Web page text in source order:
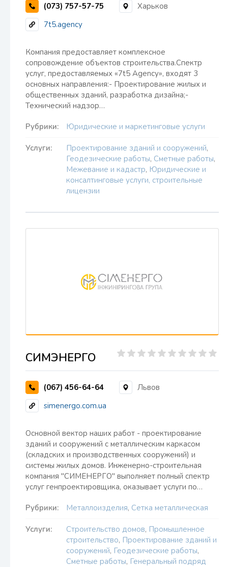
(073) 757-57-75
Харьков
7t5.agency
Компания предоставляет комплексное
сопровождение объектов строительства.Спектр
услуг, предоставляемых «7t5 Agency», входят 3
основных направления:- Проектирование жилых и
общественных зданий, разработка дизайна;-
Технический надзор…
Рубрики: Юридические и маркетинговые услуги
Услуги: Проектирование зданий и сооружений,
Геодезические работы, Сметные работы,
Межевание и кадастр, Юридические и
консалтинговые услуги, строительные
лицензии
СИМЭНЕРГО
(067) 456-64-64
Львов
simenergo.com.ua
Основной вектор наших работ - проектирование
зданий и сооружений с металлическим каркасом
(складских и производственных сооружений) и
системы жилых домов. Инженерно-строительная
компания "СИМЕНЕРГО" выполняет полный спектр
услуг генпроектировщика, оказывает услуги по…
Рубрики: Металлоизделия, Сетка металлическая
Услуги: Строительство домов, Промышленное
строительство, Проектирование зданий и
сооружений, Геодезические работы,
Сметные работы, Генеральный подряд